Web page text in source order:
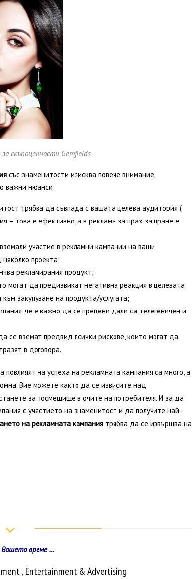
скъпоценности Gemfields
със знаменитости изисква повече внимание,
важни нюанси:
трябва да съвпада с вашата целева аудитория (
– това е ефективно, а в реклама за прах за пране е
участие в рекламни кампании на ваши
проекта;
рекламирания продукт;
могат да предизвикат негативна реакция в целевата
закупуване на продукта/услугата;
че е важно да се прецени дали са телегеничен и
се вземат предвид всички рискове, които могат да
в договора.
на успеха на рекламната кампания са много, а
Вие можете както да се извисите над
за посмешище в очите на потребителя. И за да
с участието на знаменитост и да получите най-
на рекламната кампания трябва да се извършва на
време …
, Entertainment & Advertising